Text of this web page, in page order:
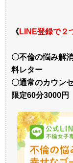
《LINE登録で２
〇不倫の悩み解
料レター
〇通常のカウン
限定60分3000円